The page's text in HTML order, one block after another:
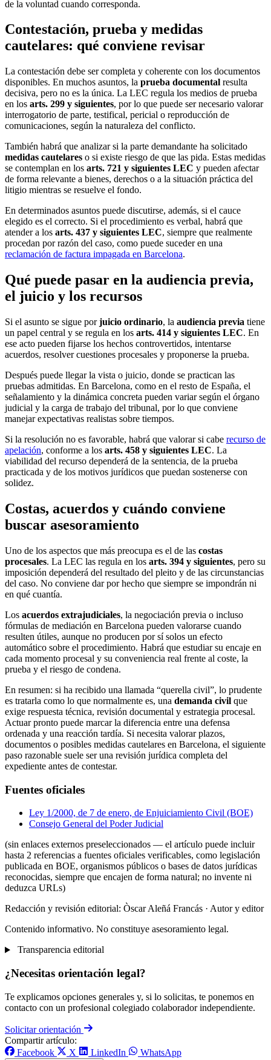
de la voluntad cuando corresponda.
Contestación, prueba y medidas
cautelares: qué conviene revisar
La contestación debe ser completa y coherente con los documentos
disponibles. En muchos asuntos, la prueba documental resulta
decisiva, pero no es la única. La LEC regula los medios de prueba
en los arts. 299 y siguientes, por lo que puede ser necesario valorar
interrogatorio de parte, testifical, pericial o reproducción de
comunicaciones, según la naturaleza del conflicto.
También habrá que analizar si la parte demandante ha solicitado
medidas cautelares o si existe riesgo de que las pida. Estas medidas
se contemplan en los arts. 721 y siguientes LEC y pueden afectar
de forma relevante a bienes, derechos o a la situación práctica del
litigio mientras se resuelve el fondo.
En determinados asuntos puede discutirse, además, si el cauce
elegido es el correcto. Si el procedimiento es verbal, habrá que
atender a los arts. 437 y siguientes LEC, siempre que realmente
procedan por razón del caso, como puede suceder en una
reclamación de factura impagada en Barcelona.
Qué puede pasar en la audiencia previa,
el juicio y los recursos
Si el asunto se sigue porjuicio ordinario, la audiencia previa tiene
un papel central y se regula en los arts. 414 y siguientes LEC. En
ese acto pueden fijarse los hechos controvertidos, intentarse
acuerdos, resolver cuestiones procesales y proponerse la prueba.
Después puede llegar la vista o juicio, donde se practican las
pruebas admitidas. En Barcelona, como en el resto de España, el
señalamiento y la dinámica concreta pueden variar según el órgano
judicial y la carga de trabajo del tribunal, por lo que conviene
manejar expectativas realistas sobre tiempos.
Si la resolución no es favorable, habrá que valorar si cabe recurso de
apelación, conforme a los arts. 458 y siguientes LEC. La
viabilidad del recurso dependerá de la sentencia, de la prueba
practicada y de los motivos jurídicos que puedan sostenerse con
solidez.
Costas, acuerdos y cuándo conviene
buscar asesoramiento
Uno de los aspectos que más preocupa es el de las costas
procesales. La LEC las regula en los arts. 394 y siguientes, pero su
imposición dependerá del resultado del pleito y de las circunstancias
del caso. No conviene dar por hecho que siempre se impondrán ni
en qué cuantía.
Los acuerdos extrajudiciales, la negociación previa o incluso
fórmulas de mediación en Barcelona pueden valorarse cuando
resulten útiles, aunque no producen por sí solos un efecto
automático sobre el procedimiento. Habrá que estudiar su encaje en
cada momento procesal y su conveniencia real frente al coste, la
prueba y el riesgo de condena.
En resumen: si ha recibido una llamada “querella civil”, lo prudente
es tratarla como lo que normalmente es, una demanda civil que
exige respuesta técnica, revisión documental y estrategia procesal.
Actuar pronto puede marcar la diferencia entre una defensa
ordenada y una reacción tardía. Si necesita valorar plazos,
documentos o posibles medidas cautelares en Barcelona, el siguiente
paso razonable suele ser una revisión jurídica completa del
expediente antes de contestar.
Fuentes oficiales
Ley 1/2000, de 7 de enero, de Enjuiciamiento Civil (BOE)
Consejo General del Poder Judicial
(sin enlaces externos preseleccionados — el artículo puede incluir
hasta 2 referencias a fuentes oficiales verificables, como legislación
publicada en BOE, organismos públicos o bases de datos jurídicas
reconocidas, siempre que encajen de forma natural; no invente ni
deduzca URLs)
Redacción y revisión editorial: Òscar Aleñá Francás · Autor y editor
Contenido informativo. No constituye asesoramiento legal.
Transparencia editorial
¿Necesitas orientación legal?
Te explicamos opciones generales y, si lo solicitas, te ponemos en
contacto con un profesional colegiado colaborador independiente.
Solicitar orientación
Compartir artículo:
Facebook
X LinkedIn WhatsApp